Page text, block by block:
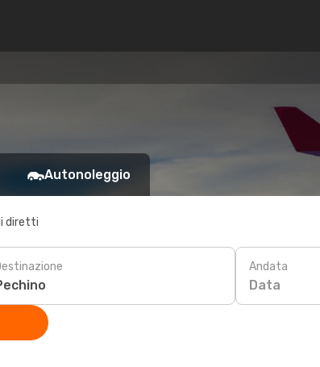
Autonoleggio
diretti
Andata
Data